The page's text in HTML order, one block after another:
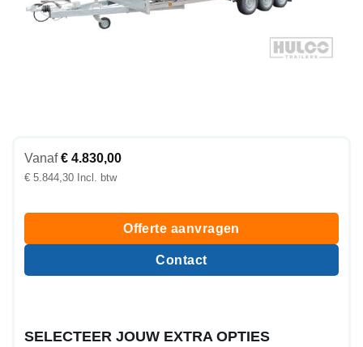
Vanaf€ 4.830,00
€ 5.844,30
Offerte aanvragen
Contact
SELECTEER JOUW EXTRA OPTIES